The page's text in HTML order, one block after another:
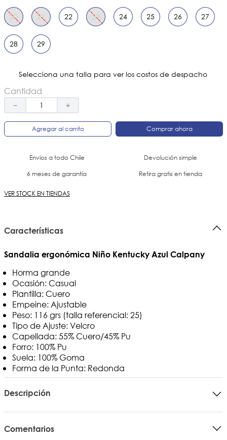
20 21 22 23 24 25 26 27
28 29
Selecciona una talla para ver los costos de despacho
Cantidad
＋
－
Agregar al carrito Comprar ahora
Envíos a todo Chile
Devolución simple
6 meses de garantía
Retira gratis en tienda
VER STOCK EN TIENDAS
Características
Sandalia ergonómica Niño Kentucky Azul Calpany
Horma grande
Ocasión: Casual
Plantilla: Cuero
Empeine: Ajustable
Peso: 116 grs (talla referencial: 25)
Tipo de Ajuste: Velcro
Capellada: 55% Cuero/45% Pu
Forro: 100% Pu
Suela: 100% Goma
Forma de la Punta: Redonda
Descripción
Comentarios